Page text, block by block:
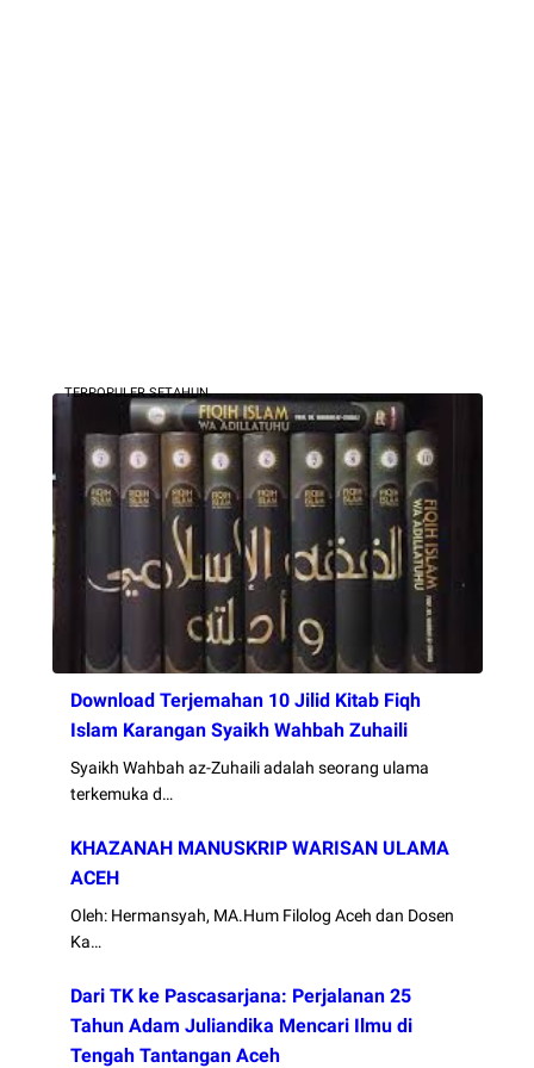
TERPOPULER SETAHUN
Download Terjemahan 10 Jilid Kitab Fiqh
Islam Karangan Syaikh Wahbah Zuhaili
Syaikh Wahbah az-Zuhaili adalah seorang ulama
terkemuka d…
KHAZANAH MANUSKRIP WARISAN ULAMA
ACEH
Oleh: Hermansyah, MA.Hum Filolog Aceh dan Dosen
Ka…
Dari TK ke Pascasarjana: Perjalanan 25
Tahun Adam Juliandika Mencari Ilmu di
Tengah Tantangan Aceh